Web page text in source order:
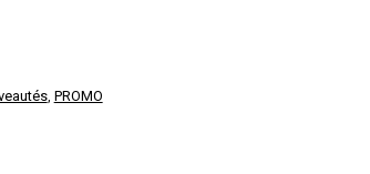
, PROMO